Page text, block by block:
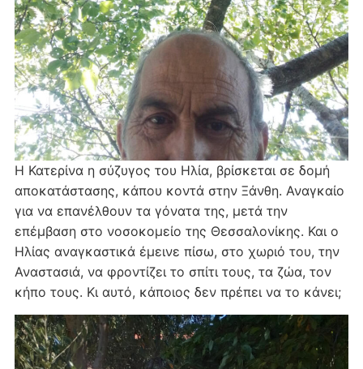
Η Κατερίνα η σύζυγος του Ηλία, βρίσκεται σε δομή
αποκατάστασης, κάπου κοντά στην Ξάνθη. Αναγκαίο
για να επανέλθουν τα γόνατα της, μετά την
επέμβαση στο νοσοκομείο της Θεσσαλονίκης. Και ο
Ηλίας αναγκαστικά έμεινε πίσω, στο χωριό του, την
Αναστασιά, να φροντίζει το σπίτι τους, τα ζώα, τον
κήπο τους. Κι αυτό, κάποιος δεν πρέπει να το κάνει;